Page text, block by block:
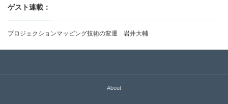
ゲスト連載：
プロジェクションマッピング技術の変遷 岩井大輔
About